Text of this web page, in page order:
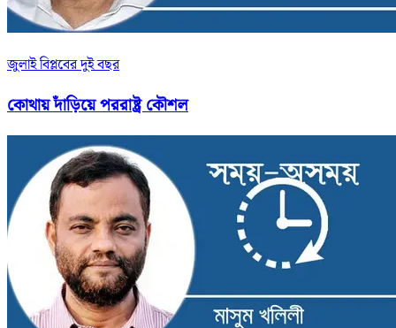
জুলাই বিপ্লবের দুই বছর
কোথায় দাঁড়িয়ে পররাষ্ট্র কৌশল